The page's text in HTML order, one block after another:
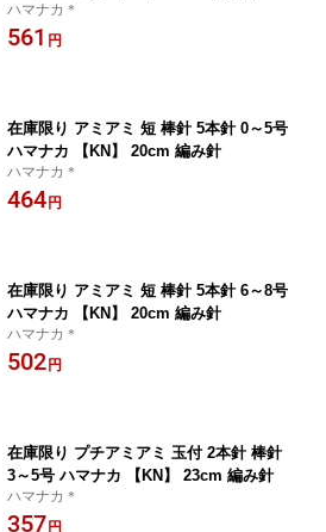
ハマナカ＊
561 円
在庫限り アミアミ 短 棒針 5本針 0～5号
ハマナカ 【KN】 20cm 編み針
ハマナカ＊
464 円
在庫限り アミアミ 短 棒針 5本針 6～8号
ハマナカ 【KN】 20cm 編み針
ハマナカ＊
502 円
在庫限り プチアミアミ 玉付 2本針 棒針
3～5号 ハマナカ 【KN】 23cm 編み針
ハマナカ＊
357 円